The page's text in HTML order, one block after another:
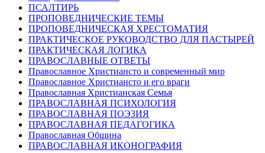
ПСАЛТИРЬ
ПРОПОВЕДНИЧЕСКИЕ ТЕМЫ
ПРОПОВЕДНИЧЕСКАЯ ХРЕСТОМАТИЯ
ПРАКТИЧЕСКОЕ РУКОВОДСТВО ДЛЯ ПАСТЫРЕЙ
ПРАКТИЧЕСКАЯ ЛОГИКА
ПРАВОСЛАВНЫЕ ОТВЕТЫ
Православное Христиансто и современный мир
Православное Христиансто и его враги
Православная Христианская Семья
ПРАВОСЛАВНАЯ ПСИХОЛОГИЯ
ПРАВОСЛАВНАЯ ПОЭЗИЯ
ПРАВОСЛАВНАЯ ПЕДАГОГИКА
Православная Община
ПРАВОСЛАВНАЯ ИКОНОГРАФИЯ